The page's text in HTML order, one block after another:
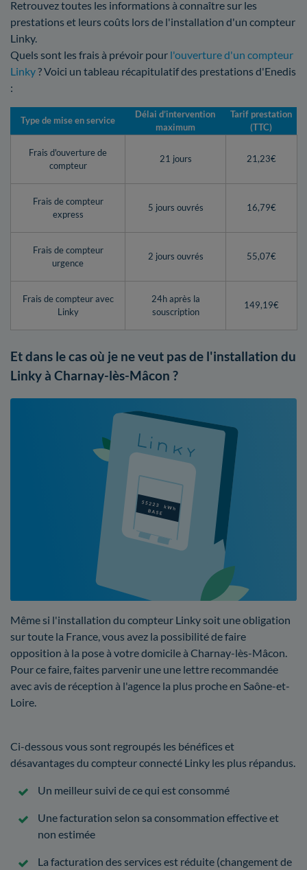
Retrouvez toutes les informations à connaître sur les
prestations et leurs coûts lors de l'installation d'un compteur
Linky.
Quels sont les frais à prévoir pour l'ouverture d'un compteur
Linky? Voici un tableau récapitulatif des prestations d'Enedis
:
Type de mise en service
Délai d’intervention
maximum
Tarif prestation
(TTC)
Frais d'ouverture de
compteur
21 jours 21,23€
Frais de compteur
express
5 jours ouvrés 16,79€
Frais de compteur
urgence
2 jours ouvrés 55,07€
Frais de compteur avec
Linky
24h après la
souscription
149,19€
Et dans le cas où je ne veut pas de l'installation du
Linky à Charnay-lès-Mâcon ?
Même si l'installation du compteur Linky soit une obligation
sur toute la France, vous avez la possibilité de faire
opposition à la pose à votre domicile à Charnay-lès-Mâcon.
Pour ce faire, faites parvenir une une lettre recommandée
avec avis de réception à l'agence la plus proche en Saône-et-
Loire.
Ci-dessous vous sont regroupés les bénéfices et
désavantages du compteur connecté Linky les plus répandus.
Un meilleur suivi de ce qui est consommé
Une facturation selon sa consommation effective et
non estimée
La facturation des services est réduite (changement de